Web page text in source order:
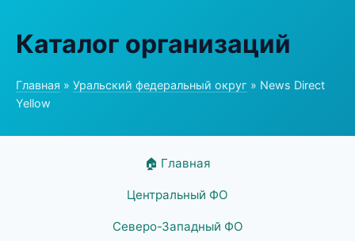
Каталог организаций
Главная » Уральский федеральный округ » News Direct
Yellow
🏠 Главная
Центральный ФО
Северо-Западный ФО